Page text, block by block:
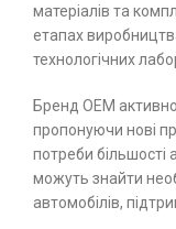
матеріалів та
етапах
технологічних
Бренд ОЕМ
пропонуючи нові
потреби більшості
можуть знайти
автомобілів,